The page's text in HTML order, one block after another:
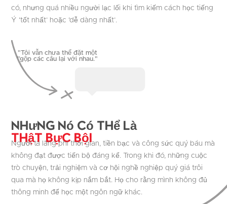
có, nhưng quá nhiều người lạc lối khi tìm kiếm cách học tiếng
Ý ‘tốt nhất’ hoặc ‘dễ dàng nhất’.
"Tôi vẫn chưa thể đặt một
"gộp các câu lại với nhau."
Nhưng nó có thể là
Thật bực bội
Người ta lãng phí thời gian, tiền bạc và công sức quý báu mà
không đạt được tiến bộ đáng kể. Trong khi đó, những cuộc
trò chuyện, trải nghiệm và cơ hội nghề nghiệp quý giá trôi
qua mà họ không kịp nắm bắt. Họ cho rằng mình không đủ
thông minh để học một ngôn ngữ khác.